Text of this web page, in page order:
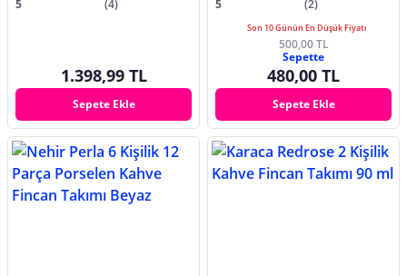
5 (4)
1.398,99 TL
Sepete Ekle
5 (2)
Son 10 Günün En Düşük Fiyatı
500,00 TL
Sepette
480,00 TL
Sepete Ekle